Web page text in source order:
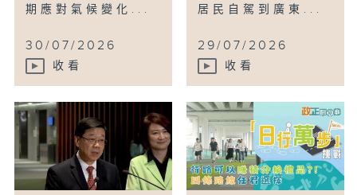
期應對氣候變化...
30/07/2026
收看
居民自駕到廣東...
29/07/2026
收看